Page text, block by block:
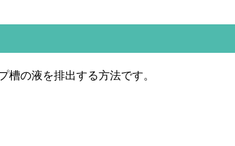
の液を排出する方法です。